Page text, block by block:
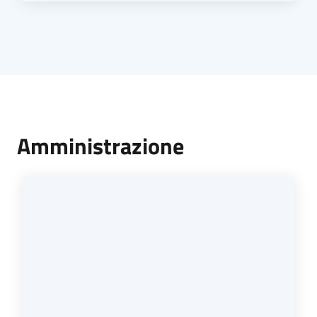
Amministrazione